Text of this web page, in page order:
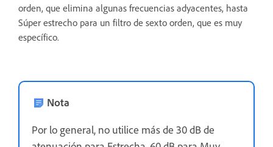
orden, que elimina algunas frecuencias adyacentes, hasta
Súper estrecho para un filtro de sexto orden, que es muy
específico.
Nota
Por lo general, no utilice más de 30 dB de